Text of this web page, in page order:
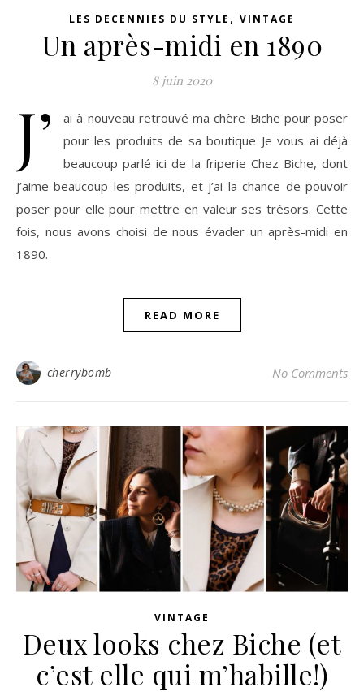
LES DECENNIES DU STYLE , VINTAGE
Un après-midi en 1890
8 juin 2020
J’
ai à nouveau retrouvé ma chère Biche pour poser
pour les produits de sa boutique Je vous ai déjà
beaucoup parlé ici de la friperie Chez Biche, dont
j’aime beaucoup les produits, et j’ai la chance de pouvoir
poser pour elle pour mettre en valeur ses trésors. Cette
fois, nous avons choisi de nous évader un après-midi en
1890.
READ MORE
cherrybomb No Comments
VINTAGE
Deux looks chez Biche (et
c’est elle qui m’habille!)